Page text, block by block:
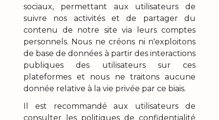
sociaux, permettant aux utilisateurs de
suivre nos activités et de partager du
contenu de notre site via leurs comptes
personnels. Nous ne créons ni n'exploitons
de base de données à partir des interactions
publiques des utilisateurs sur ces
plateformes et nous ne traitons aucune
donnée relative à la vie privée par ce biais.
Il est recommandé aux utilisateurs de
consulter les politiques de confidentialité